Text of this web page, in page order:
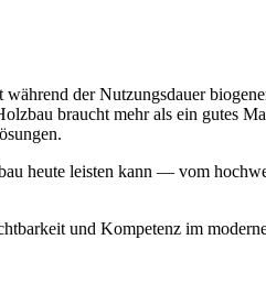
der Nutzungsdauer
braucht mehr als ein gutes
heute leisten kann — vom
und Kompetenz im